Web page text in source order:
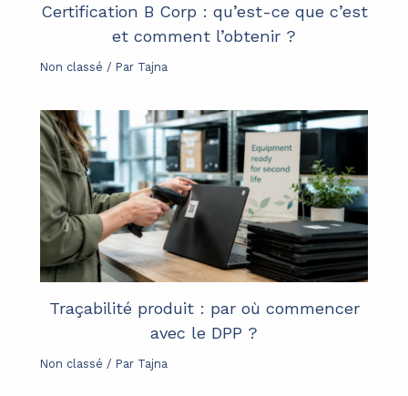
Certification B Corp : qu’est-ce que c’est
et comment l’obtenir ?
Non classé / Par Tajna
Traçabilité produit : par où commencer
avec le DPP ?
Non classé / Par Tajna